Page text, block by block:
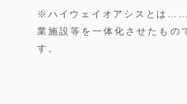
※ハイウェイオアシスとは……
業施設等を一体化させたもの
す。